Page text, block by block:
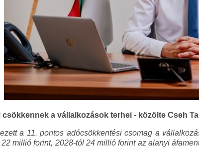
csökkennek a vállalkozások terhei - közölte Cseh
a 11. pontos adócsökkentési csomag a
millió forint, 2028-tól 24 millió forint az alanyi